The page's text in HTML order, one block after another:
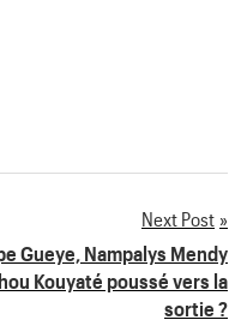
Next Post
Gueye, Nampalys Mendy
Kouyaté poussé vers la
sortie ?